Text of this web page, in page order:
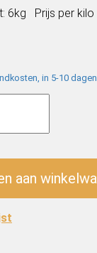
6kg Prijs per kilo
in 5-10
aan